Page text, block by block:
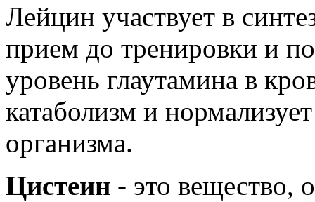
Лейцин участвует в
прием до тренировки и
уровень глаутамина в
катаболизм и
организма.
Цистеин - это вещество,